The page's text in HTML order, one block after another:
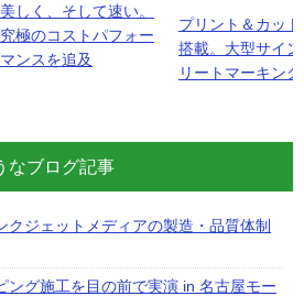
美しく、そして速い。
究極のコストパフォー
マンスを追及
プリント＆カッ
搭載。大型サイ
リートマーキン
なブログ記事
クジェットメディアの製造・品質体制
ング施工を目の前で実演 in 名古屋モー